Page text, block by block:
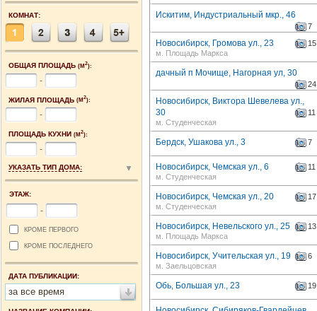
КОМНАТ:
ОБЩАЯ ПЛОЩАДЬ (М2):
-
ЖИЛАЯ ПЛОЩАДЬ (М2):
-
ПЛОЩАДЬ КУХНИ (М2):
-
УКАЗАТЬ ТИП ДОМА:
ЭТАЖ:
-
КРОМЕ ПЕРВОГО
КРОМЕ ПОСЛЕДНЕГО
ДАТА ПУБЛИКАЦИИ:
за все время
Искитим, Индустриальный мкр., 46
7
Новосибирск, Громова ул., 23
15
м. Площадь Маркса
дачный п Мочище, Нагорная ул, 30
24
Новосибирск, Виктора Шевелева ул.,
30
11
м. Студенческая
Бердск, Ушакова ул., 3 7
Новосибирск, Чемская ул., 6
11
м. Студенческая
Новосибирск, Чемская ул., 20
17
м. Студенческая
Новосибирск, Невельского ул., 25
13
м. Площадь Маркса
Новосибирск, Учительская ул., 19
6
м. Заельцовская
Обь, Большая ул., 23 19